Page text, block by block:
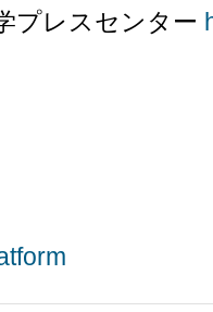
プレスセンター